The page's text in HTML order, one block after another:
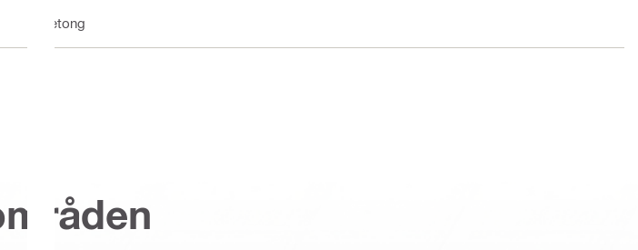
Betong